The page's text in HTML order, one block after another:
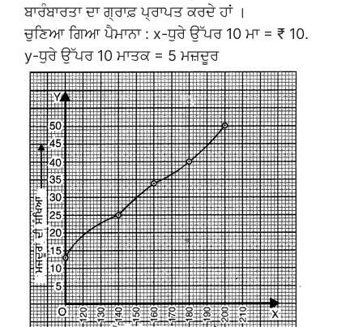
ਬਾਰੰਬਾਰਤਾ ਦਾ ਗ੍ਰਾਫ਼ ਪ੍ਰਾਪਤ ਕਰਦੇ ਹਾਂ ।
ਚੁਣਿਆ ਗਿਆ ਪੈਮਾਨਾ : x-ਧੁਰੇ ਉੱਪਰ 10 ਮਾ = ₹ 10.
y-ਧੁਰੇ ਉੱਪਰ 10 ਮਾਤਕ = 5 ਮਜ਼ਦੂਰ